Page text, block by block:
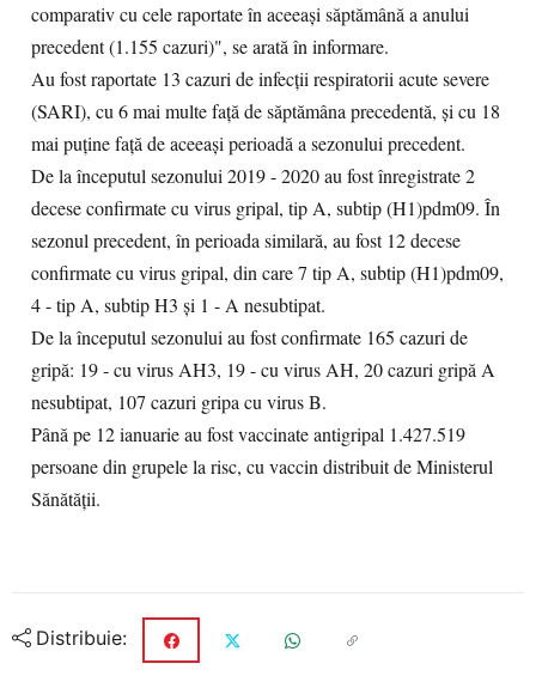
comparativ cu cele raportate în aceeaşi săptămână a anului
precedent (1.155 cazuri)", se arată în informare.
Au fost raportate 13 cazuri de infecţii respiratorii acute severe
(SARI), cu 6 mai multe faţă de săptămâna precedentă, şi cu 18
mai puţine faţă de aceeaşi perioadă a sezonului precedent.
De la începutul sezonului 2019 - 2020 au fost înregistrate 2
decese confirmate cu virus gripal, tip A, subtip (H1)pdm09. În
sezonul precedent, în perioada similară, au fost 12 decese
confirmate cu virus gripal, din care 7 tip A, subtip (H1)pdm09,
4 - tip A, subtip H3 şi 1 - A nesubtipat.
De la începutul sezonului au fost confirmate 165 cazuri de
gripă: 19 - cu virus AH3, 19 - cu virus AH, 20 cazuri gripă A
nesubtipat, 107 cazuri gripa cu virus B.
Până pe 12 ianuarie au fost vaccinate antigripal 1.427.519
persoane din grupele la risc, cu vaccin distribuit de Ministerul
Sănătăţii.
Distribuie: